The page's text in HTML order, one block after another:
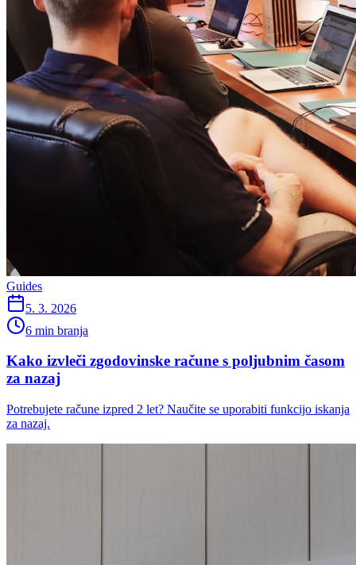
Guides
5. 3. 2026
6 min branja
Kako izvleči zgodovinske račune s poljubnim časom
za nazaj
Potrebujete račune izpred 2 let? Naučite se uporabiti funkcijo iskanja
za nazaj.